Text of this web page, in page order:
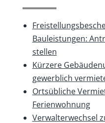
Bauleistungen:
stellen
Kürzere
gewerblich
Ortsübliche
Ferienwohnung
Verwalterwechsel